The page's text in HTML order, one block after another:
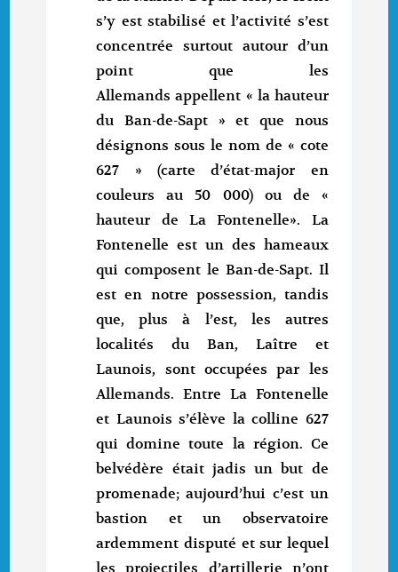
s’y est stabilisé et l’activité s’est
concentrée surtout autour d’un
point que les
Allemands appellent « la hauteur
du Ban-de-Sapt » et que nous
désignons sous le nom de « cote
627 » (carte d’état-major en
couleurs au 50 000) ou de «
hauteur de La Fontenelle». La
Fontenelle est un des hameaux
qui composent le Ban-de-Sapt. Il
est en notre possession, tandis
que, plus à l’est, les autres
localités du Ban, Laître et
Launois, sont occupées par les
Allemands. Entre La Fontenelle
et Launois s’élève la colline 627
qui domine toute la région. Ce
belvédère était jadis un but de
promenade; aujourd’hui c’est un
bastion et un observatoire
ardemment disputé et sur lequel
les projectiles d’artillerie n’ont